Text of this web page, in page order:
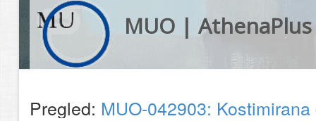
MUO | AthenaPlus
Pregled: MUO-042903: